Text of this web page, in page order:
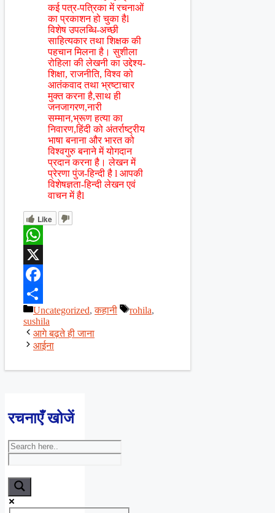
कई पत्र-पत्रिका में रचनाओं
का प्रकाशन हो चुका हैl
विशेष उपलब्धि-अच्छी
साहित्यकार तथा शिक्षक की
पहचान मिलना है। सुशीला
रोहिला की लेखनी का उद्देश्य-
शिक्षा, राजनीति, विश्व को
आतंकवाद तथा भ्रष्टाचार
मुक्त करना है,साथ ही
जनजागरण,नारी
सम्मान,भ्रूण हत्या का
निवारण,हिंदी को अंतर्राष्ट्रीय
भाषा बनाना और भारत को
विश्वगुरु बनाने में योगदान
प्रदान करना है। लेखन में
प्रेरणा पुंज-हिन्दी है l आपकी
विशेषज्ञता-हिन्दी लेखन एवं
वाचन में हैl
Like
WhatsApp
X
Facebook
Share
Categories
Uncategorized,कहानी Tags
rohila,
sushila
आगे बढ़ते ही जाना
आईना
रचनाएँ खोजें